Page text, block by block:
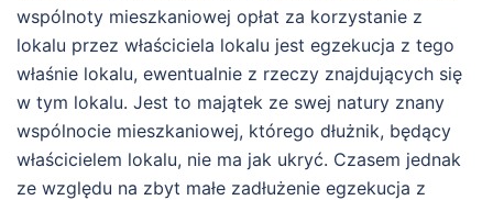
wspólnoty mieszkaniowej opłat za korzystanie z
lokalu przez właściciela lokalu jest egzekucja z tego
właśnie lokalu, ewentualnie z rzeczy znajdujących się
w tym lokalu. Jest to majątek ze swej natury znany
wspólnocie mieszkaniowej, którego dłużnik, będący
właścicielem lokalu, nie ma jak ukryć. Czasem jednak
ze względu na zbyt małe zadłużenie egzekucja z